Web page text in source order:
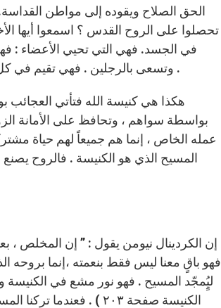
الحق الصلاح ويقوده إلى مواطن
تحصلوا على الروح القدس ؟ اسمعوا أيها
في الجسد. فهي التي تحيي الأعضاء : فهي
وتسعى بالرجلين . فهي تقيم في كل من الأعضاء معاً لتُجرى فيها الحياة … فالوظائف مختلفة ولكن الحياة مشتركة .
هكذا هي كنيسة الله فتأتي العجائب
بواسطة سواهم ، وتحافظ على الأمانة
عمله الخاص ، إنما هم جميعاً لهم حياة
إن الكردينال نيومن يقول : ” إن المخلص ،
فهو باقٍ معنا ليس فقط بنعمته ،إنما
ليٍُمجّد المسيح . فهو نور مشع في
الكنيسة صفحة ٢٠٣ ) .